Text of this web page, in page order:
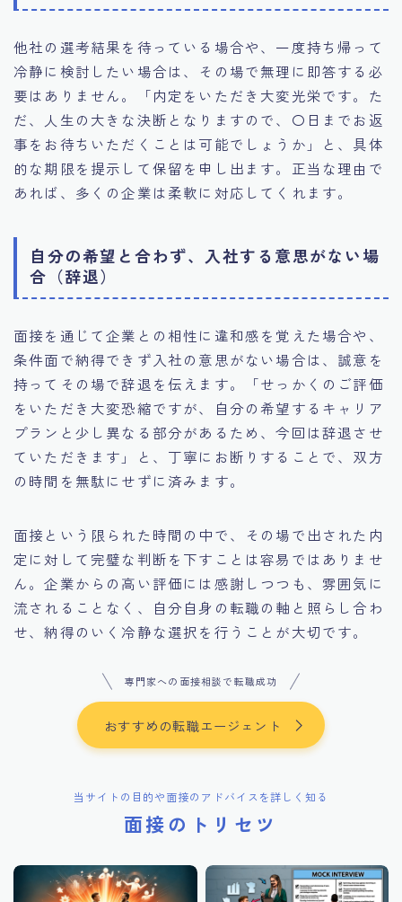
他社の選考結果を待っている場合や、一度持ち帰って
冷静に検討したい場合は、その場で無理に即答する必
要はありません。「内定をいただき大変光栄です。た
だ、人生の大きな決断となりますので、〇日までお返
事をお待ちいただくことは可能でしょうか」と、具体
的な期限を提示して保留を申し出ます。正当な理由で
あれば、多くの企業は柔軟に対応してくれます。
自分の希望と合わず、入社する意思がない場
合（辞退）
面接を通じて企業との相性に違和感を覚えた場合や、
条件面で納得できず入社の意思がない場合は、誠意を
持ってその場で辞退を伝えます。「せっかくのご評価
をいただき大変恐縮ですが、自分の希望するキャリア
プランと少し異なる部分があるため、今回は辞退させ
ていただきます」と、丁寧にお断りすることで、双方
の時間を無駄にせずに済みます。
面接という限られた時間の中で、その場で出された内
定に対して完璧な判断を下すことは容易ではありませ
ん。企業からの高い評価には感謝しつつも、雰囲気に
流されることなく、自分自身の転職の軸と照らし合わ
せ、納得のいく冷静な選択を行うことが大切です。
専門家への面接相談で転職成功
おすすめの転職エージェント
当サイトの目的や面接のアドバイスを詳しく知る
面接のトリセツ